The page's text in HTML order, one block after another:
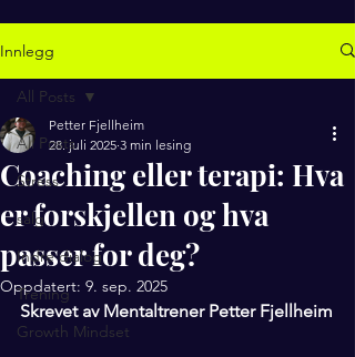
Innlegg
All Posts
Stress
salg
Indre dialog
Trening
Growth Mindset
All Posts
Coaching eller terapi: Hva
er forskjellen og hva
passer for deg?
Petter Fjellheim
28. juli 2025 3 min lesing
Oppdatert: 9. sep. 2025
Skrevet av Mentaltrener Petter Fjellheim